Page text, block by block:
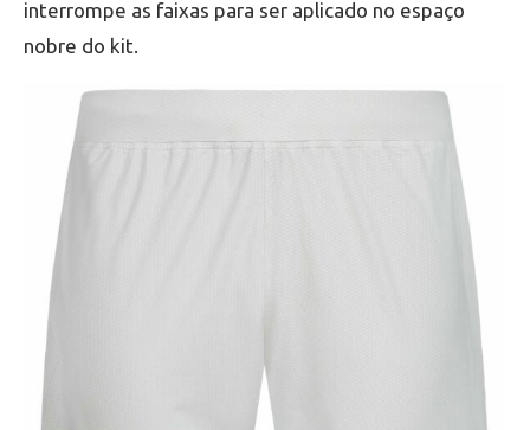
interrompe as faixas para ser aplicado no espaço
nobre do kit.